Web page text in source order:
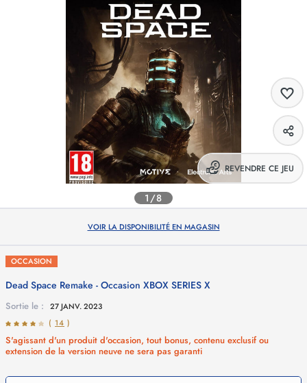
1/8
REVENDRE CE JEU
VOIR LA DISPONIBILITÉ EN MAGASIN
OCCASION
Dead Space Remake - Occasion XBOX SERIES X
Sortie le :
27 JANV. 2023
( 14 )
S'agissant d'un produit d'occasion, tout bonus, contenu exclusif ou
extension de la version neuve ne sera pas garanti